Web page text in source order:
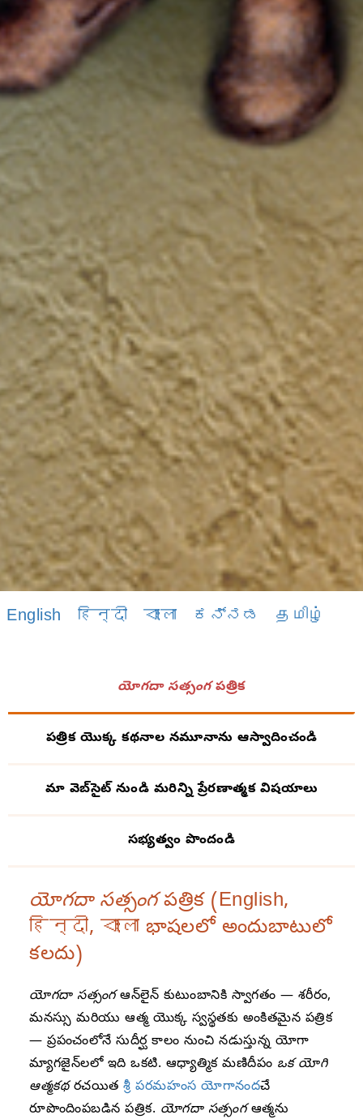
English हिन्दी বাংলা ಕನ್ನಡ தமிழ்
యోగదా సత్సంగపత్రిక
పత్రిక యొక్క కథనాల నమూనాను ఆస్వాదించండి
మా వెబ్‌సైట్ నుండి మరిన్ని ప్రేరణాత్మక విషయాలు
సభ్యత్వం పొందండి
యోగదా సత్సంగపత్రిక (English,
हिन्दी, বাংলা భాషలలో అందుబాటులో
కలదు)
యోగదా సత్సంగఆన్‌లైన్ కుటుంబాని‌కి స్వాగతం — శరీరం,
మనస్సు మరియు ఆత్మ యొక్క స్వస్థతకు అంకితమైన పత్రిక
— ప్రపంచంలోనే సుదీర్ఘ కాలం నుంచి నడుస్తున్న యోగా
మ్యాగజైన్‌లలో ఇది ఒకటి. ఆధ్యాత్మిక మణిదీపం ఒక యోగి
ఆత్మకథరచయిత శ్రీ పరమహంస యోగానందచే
రూపొందింపబడిన పత్రిక. యోగదా సత్సంగఆత్మను